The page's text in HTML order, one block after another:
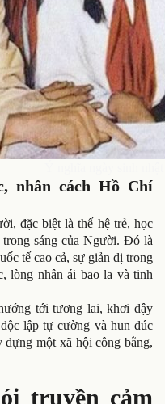
nhân cách Hồ Chí
đặc biệt là thế hệ trẻ, học
sáng của Người. Đó là
tế cao cả, sự giản dị trong
lòng nhân ái bao la và tinh
tới tương lai, khơi dậy
lập tự cường và hun đúc
một xã hội công bằng,
truyền cảm